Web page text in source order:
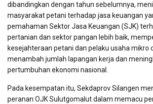
dibandingkan dengan tahun sebelumnya,
masyarakat petani terhadap jasa keuangan
pemahaman Sektor Jasa Keuangan (SJK)
pertanian dan sektor pangan lebih baik,
kesejahteraan petani dan pelaku usaha mikro
menambah jumlah lapangan kerja dan
pertumbuhan ekonomi nasional.
Pada kesempatan itu, Sekdaprov Silangen
peranan OJK Sulutgomalut dalam memacu